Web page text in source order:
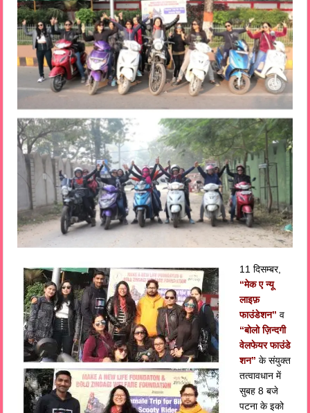
11 दिसम्बर,
“मेक ए न्यू
लाइफ़
फाउंडेशन”व
“बोलो ज़िन्दगी
वेलफेयर फाउंडे
शन” के संयुक्त
तत्वावधान में
सुबह 8 बजे
पटना के इको